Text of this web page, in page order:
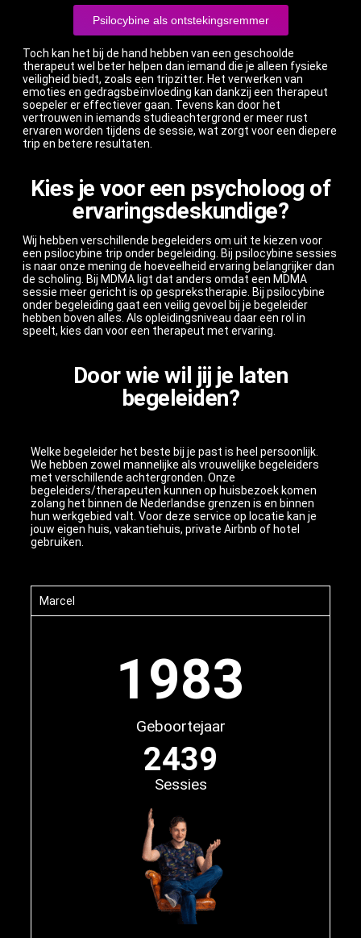
Psilocybine als ontstekingsremmer
Toch kan het bij de hand hebben van een geschoolde
therapeut wel beter helpen dan iemand die je alleen fysieke
veiligheid biedt, zoals een tripzitter. Het verwerken van
emoties en gedragsbeïnvloeding kan dankzij een therapeut
soepeler er effectiever gaan. Tevens kan door het
vertrouwen in iemands studieachtergrond er meer rust
ervaren worden tijdens de sessie, wat zorgt voor een diepere
trip en betere resultaten.
Kies je voor een psycholoog of
ervaringsdeskundige?
Wij hebben verschillende begeleiders om uit te kiezen voor
een psilocybine trip onder begeleiding. Bij psilocybine sessies
is naar onze mening de hoeveelheid ervaring belangrijker dan
de scholing. Bij MDMA ligt dat anders omdat een MDMA
sessie meer gericht is op gesprekstherapie. Bij psilocybine
onder begeleiding gaat een veilig gevoel bij je begeleider
hebben boven alles. Als opleidingsniveau daar een rol in
speelt, kies dan voor een therapeut met ervaring.
Door wie wil jij je laten
begeleiden?
Welke begeleider het beste bij je past is heel persoonlijk.
We hebben zowel mannelijke als vrouwelijke begeleiders
met verschillende achtergronden. Onze
begeleiders/therapeuten kunnen op huisbezoek komen
zolang het binnen de Nederlandse grenzen is en binnen
hun werkgebied valt. Voor deze service op locatie kan je
jouw eigen huis, vakantiehuis, private Airbnb of hotel
gebruiken.
Marcel
Geboortejaar
1983
Sessies
2439